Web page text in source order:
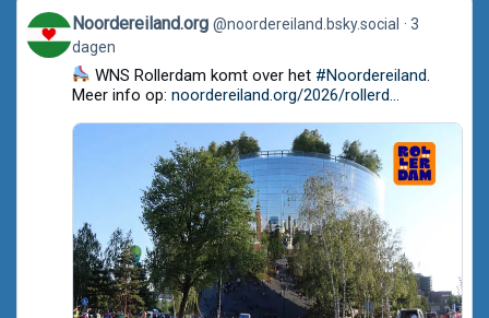
View
post
by
Noordereiland.org
Bluesky
Noordereiland.org @noordereiland.bsky.social
3
dagen
WNS Rollerdam komt over het #Noordereiland.
Meer info op: noordereiland.org/2026/rollerd...